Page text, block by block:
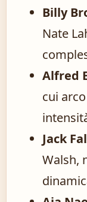
Billy
Nate
Alfred
cui
Jack
Walsh,